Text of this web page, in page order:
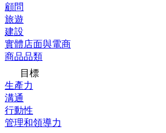
顧問
旅遊
建設
實體店面與電商
商品品類
目標
生產力
溝通
行動性
管理和領導力